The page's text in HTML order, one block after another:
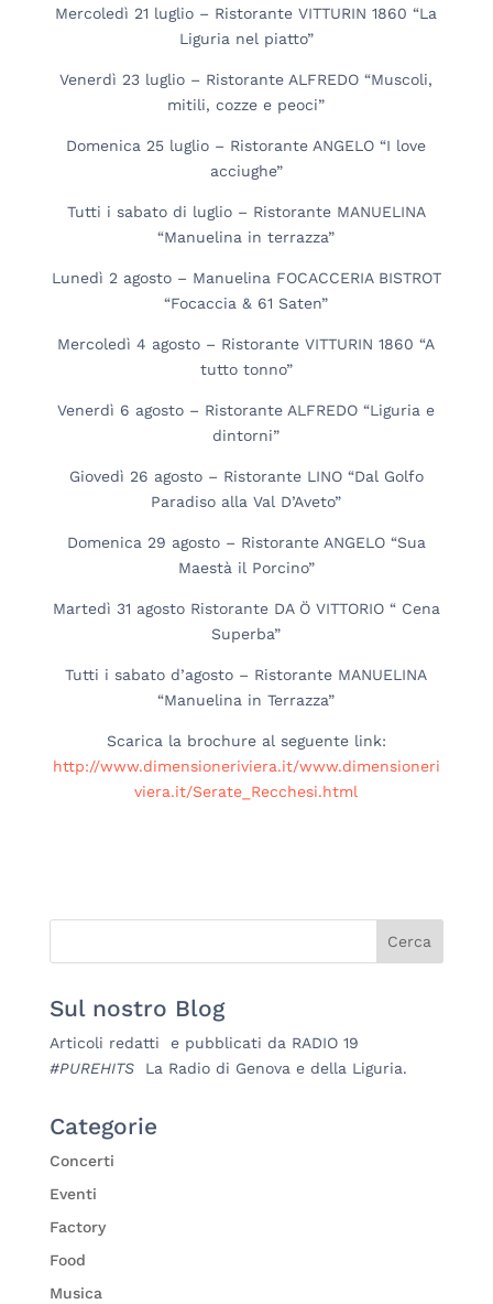
Mercoledì 21 luglio – Ristorante VITTURIN 1860 “La
Liguria nel piatto”
Venerdì 23 luglio – Ristorante ALFREDO “Muscoli,
mitili, cozze e peoci”
Domenica 25 luglio – Ristorante ANGELO “I love
acciughe”
Tutti i sabato di luglio – Ristorante MANUELINA
“Manuelina in terrazza”
Lunedì 2 agosto – Manuelina FOCACCERIA BISTROT
“Focaccia & 61 Saten”
Mercoledì 4 agosto – Ristorante VITTURIN 1860 “A
tutto tonno”
Venerdì 6 agosto – Ristorante ALFREDO “Liguria e
dintorni”
Giovedì 26 agosto – Ristorante LINO “Dal Golfo
Paradiso alla Val D’Aveto”
Domenica 29 agosto – Ristorante ANGELO “Sua
Maestà il Porcino”
Martedì 31 agosto Ristorante DA Ö VITTORIO “ Cena
Superba”
Tutti i sabato d’agosto – Ristorante MANUELINA
“Manuelina in Terrazza”
Scarica la brochure al seguente link:
http://www.dimensioneriviera.it/www.dimensioneri
viera.it/Serate_Recchesi.html
Sul nostro Blog
Articoli redatti e pubblicati da RADIO 19
#PUREHITS La Radio di Genova e della Liguria.
Categorie
Concerti
Eventi
Factory
Food
Musica